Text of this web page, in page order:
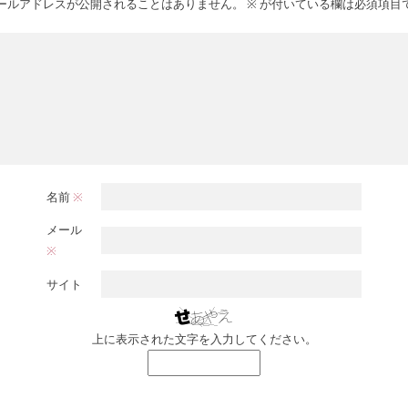
ルアドレスが公開されることはありません。 ※ が付いている欄は必須項目
名前 ※
メール
※
サイト
上に表示された文字を入力してください。